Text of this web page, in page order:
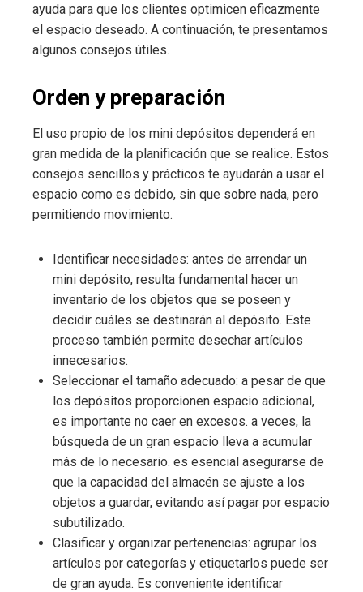
ayuda para que los clientes optimicen eficazmente
el espacio deseado. A continuación, te presentamos
algunos consejos útiles.
Orden y preparación
El uso propio de los mini depósitos dependerá en
gran medida de la planificación que se realice. Estos
consejos sencillos y prácticos te ayudarán a usar el
espacio como es debido, sin que sobre nada, pero
permitiendo movimiento.
Identificar necesidades: antes de arrendar un
mini depósito, resulta fundamental hacer un
inventario de los objetos que se poseen y
decidir cuáles se destinarán al depósito. Este
proceso también permite desechar artículos
innecesarios.
Seleccionar el tamaño adecuado: a pesar de que
los depósitos proporcionen espacio adicional,
es importante no caer en excesos. a veces, la
búsqueda de un gran espacio lleva a acumular
más de lo necesario. es esencial asegurarse de
que la capacidad del almacén se ajuste a los
objetos a guardar, evitando así pagar por espacio
subutilizado.
Clasificar y organizar pertenencias: agrupar los
artículos por categorías y etiquetarlos puede ser
de gran ayuda. Es conveniente identificar